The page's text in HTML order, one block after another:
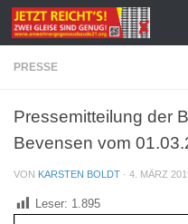
Zum Inhalt springen
PRESSE
Pressemitteilung der
Bevensen vom
VON KARSTEN BOLDT · 4. MÄRZ
Leser: 1.895